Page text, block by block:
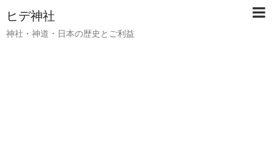
ヒデ神社
神社・神道・日本の歴史とご利益